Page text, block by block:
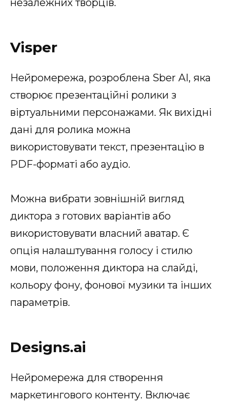
Visper
Нейромережа, розроблена Sber AI, яка
створює презентаційні ролики з
віртуальними персонажами. Як вихідні
дані для ролика можна
використовувати текст, презентацію в
PDF-форматі або аудіо.
Можна вибрати зовнішній вигляд
диктора з готових варіантів або
використовувати власний аватар. Є
опція налаштування голосу і стилю
мови, положення диктора на слайді,
кольору фону, фонової музики та інших
параметрів.
Designs.ai
Нейромережа для створення
маркетингового контенту. Включає